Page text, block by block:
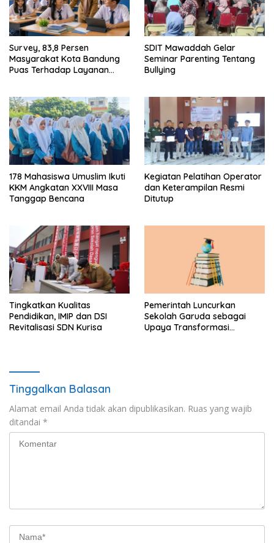
Survey, 83,8 Persen
Masyarakat Kota Bandung
Puas Terhadap Layanan
SDIT Mawaddah Gelar
Seminar Parenting Tentang
Bullying
178 Mahasiswa Umuslim Ikuti
KKM Angkatan XXVIII Masa
Tanggap Bencana
Kegiatan Pelatihan Operator
dan Keterampilan Resmi
Ditutup
Tingkatkan Kualitas
Pendidikan, IMIP dan DSI
Revitalisasi SDN Kurisa
Pemerintah Luncurkan
Sekolah Garuda sebagai
Upaya Transformasi
Tinggalkan Balasan
Alamat email Anda tidak akan dipublikasikan. Ruas yang wajib
ditandai *